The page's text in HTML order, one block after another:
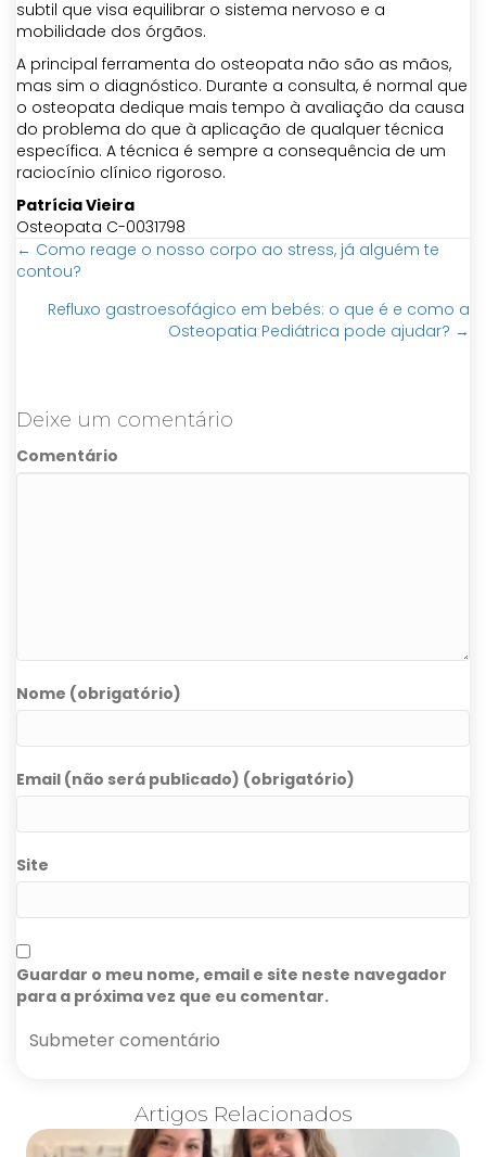
subtil que visa equilibrar o sistema nervoso e a
mobilidade dos órgãos.
A principal ferramenta do osteopata não são as mãos,
mas sim o diagnóstico. Durante a consulta, é normal que
o osteopata dedique mais tempo à avaliação da causa
do problema do que à aplicação de qualquer técnica
específica. A técnica é sempre a consequência de um
raciocínio clínico rigoroso.
Patrícia Vieira
Osteopata C-0031798
Posts
navigation
← Como reage o nosso corpo ao stress, já alguém te
contou?
Refluxo gastroesofágico em bebés: o que é e como a
Osteopatia Pediátrica pode ajudar? →
Deixe um comentário
Comentário
Nome (obrigatório)
Email (não será publicado) (obrigatório)
Site
Guardar o meu nome, email e site neste navegador
para a próxima vez que eu comentar.
Artigos Relacionados